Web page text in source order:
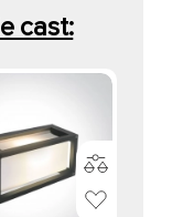
cast: